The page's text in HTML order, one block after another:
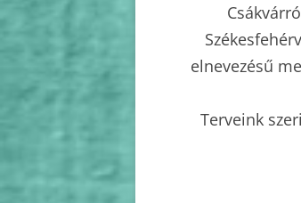
elnevezésű
Terveink